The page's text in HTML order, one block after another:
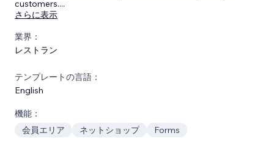
customers....
さらに表示
業界：
レストラン
テンプレートの言語：
English
機能：
会員エリア
ネットショップ Forms